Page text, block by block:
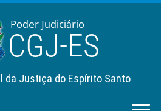
da Justiça do Espírito Santo